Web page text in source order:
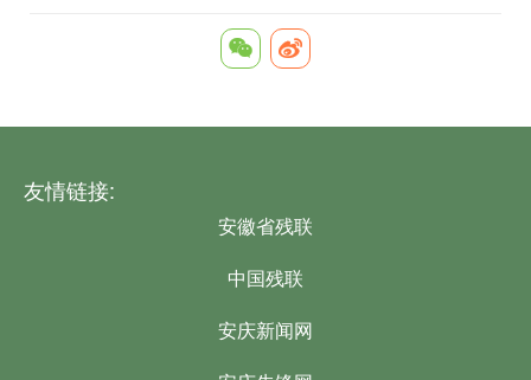
友情链接:
安徽省残联
中国残联
安庆新闻网